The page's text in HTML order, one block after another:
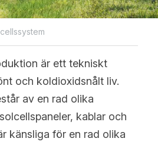
Solceller
Solceller
är ett tekniskt
och koldioxidsnålt liv.
av en rad olika
kablar och
känsliga för en rad olika